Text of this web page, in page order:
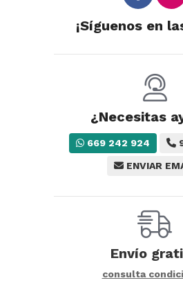
¡Síguenos en
¿Necesitas
669 242 924
ENVIAR
Envío
consulta